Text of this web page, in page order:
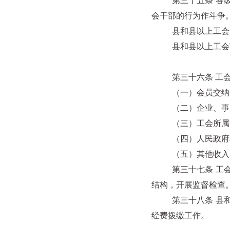
会干部的行为作斗争
县和县以上工会设
县和县以上工会可
第三十六条 工会
（一）会员交纳
（二）企业、事业
（三）工会所属
（四）人民政府和
（五）其他收入
第三十七条 工会经
结构，开展监督检查
第三十八条 县和县
经费拨缴工作。